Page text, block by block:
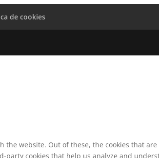
de cookies
website. Out of these, the cookies that
cookies that help us analyze and